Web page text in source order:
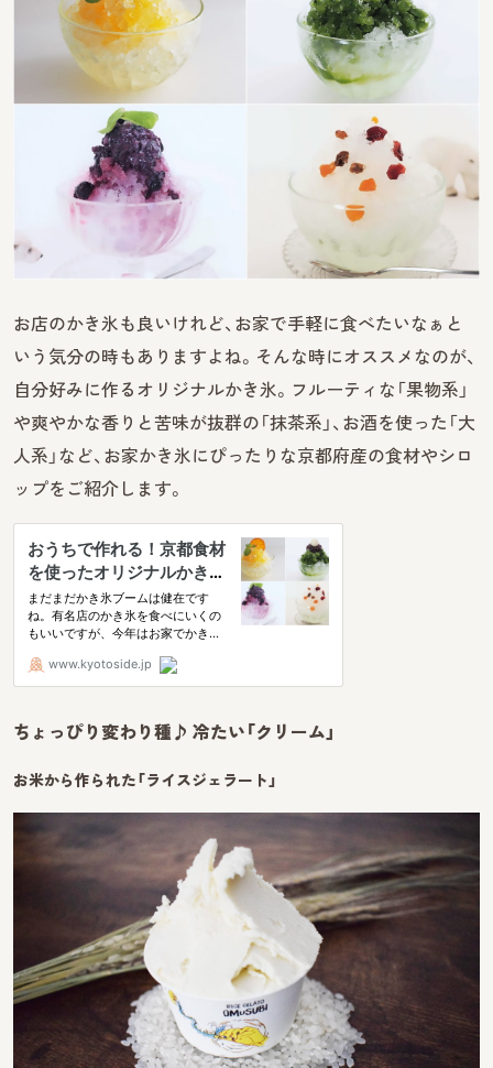
お店のかき氷も良いけれど、お家で手軽に食べたいなぁと
いう気分の時もありますよね。そんな時にオススメなのが、
自分好みに作るオリジナルかき氷。フルーティな「果物系」
や爽やかな香りと苦味が抜群の「抹茶系」、お酒を使った「大
人系」など、お家かき氷にぴったりな京都府産の食材やシロ
ップをご紹介します。
ちょっぴり変わり種♪ 冷たい「クリーム」
お米から作られた「ライスジェラート」